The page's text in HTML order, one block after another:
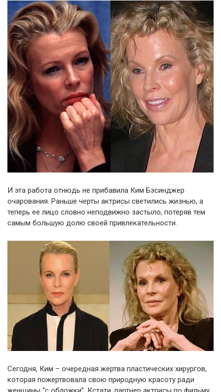
И эта работа отнюдь не прибавила Ким Бэсинджер
очарования. Раньше черты актрисы светились жизнью, а
теперь ее лицо словно неподвижно застыло, потеряв тем
самым большую долю своей привлекательности.
Сегодня, Ким – очередная жертва пластических хирургов,
которая пожертвовала свою природную красоту ради